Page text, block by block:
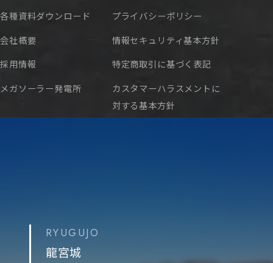
各種資料ダウンロード
プライバシーポリシー
会社概要
情報セキュリティ基本方針
採用情報
特定商取引に基づく表記
メガソーラー発電所
カスタマーハラスメントに
対する基本方針
RYUGUJO
龍宮城